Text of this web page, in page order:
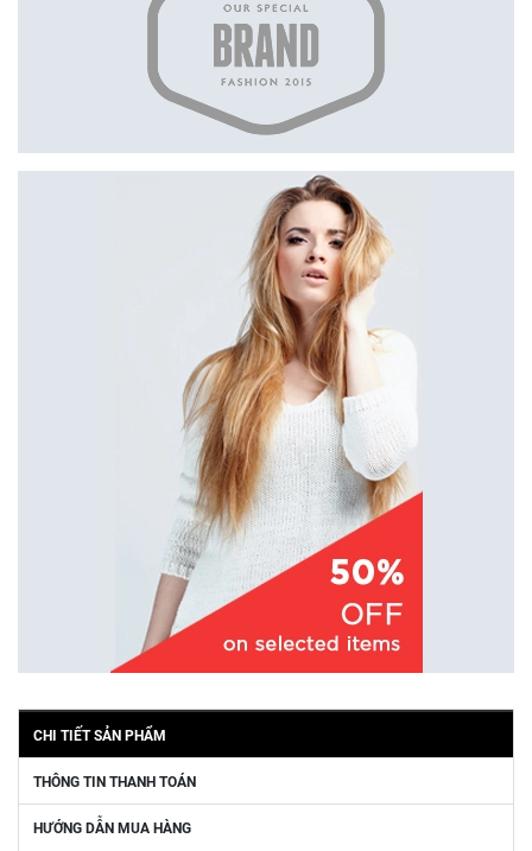
CHI TIẾT SẢN PHẨM
THÔNG TIN THANH TOÁN
HƯỚNG DẪN MUA HÀNG